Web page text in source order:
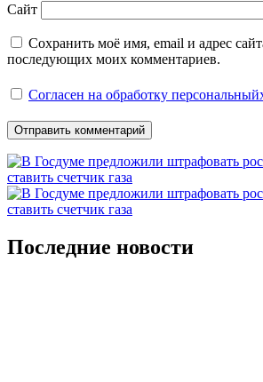
Сайт
Сохранить моё имя, email и адрес
последующих моих комментариев.
Согласен на обработку
Последние новости